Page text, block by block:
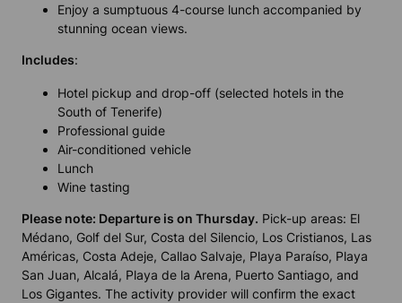
Enjoy a sumptuous 4-course lunch accompanied by
stunning ocean views.
Includes:
Hotel pickup and drop-off (selected hotels in the
South of Tenerife)
Professional guide
Air-conditioned vehicle
Lunch
Wine tasting
Please note: Departure is on Thursday. Pick-up areas: El
Médano, Golf del Sur, Costa del Silencio, Los Cristianos, Las
Américas, Costa Adeje, Callao Salvaje, Playa Paraíso, Playa
San Juan, Alcalá, Playa de la Arena, Puerto Santiago, and
Los Gigantes. The activity provider will confirm the exact